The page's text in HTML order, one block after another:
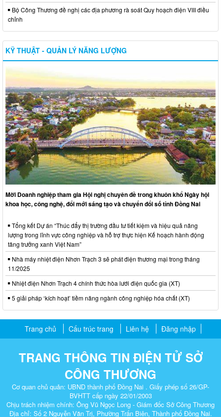
Bộ Công Thương đề nghị các địa phương rà soát Quy hoạch điện VIII điều
chỉnh
KỸ THUẬT - QUẢN LÝ NĂNG LƯỢNG
Mời Doanh nghiệp tham gia Hội nghị chuyên đề trong khuôn khổ Ngày hội
khoa học, công nghệ, đổi mới sáng tạo và chuyển đổi số tỉnh Đồng Nai
Tổng kết Dự án “Thúc đẩy thị trường đầu tư tiết kiệm và hiệu quả năng
lượng trong lĩnh vực công nghiệp và hỗ trợ thực hiện Kế hoạch hành động
tăng trưởng xanh Việt Nam”
Nhà máy nhiệt điện Nhơn Trạch 3 sẽ phát điện thương mại trong tháng
11/2025
Nhiệt điện Nhơn Trạch 4 chính thức hòa lưới điện quốc gia (XT)
5 giải pháp ‘kích hoạt’ tiềm năng ngành công nghiệp hóa chất (XT)
Trang chủ Cấu trúc trang Liên hệ Đăng nhập
TRANG THÔNG TIN ĐIỆN TỬ SỞ
CÔNG THƯƠNG
Cơ quan chủ quản: UBND thành phố Đồng Nai . Giấy phép số 26/GP-
BVHTT cấp ngày 22/01/2003
Chịu trách nhiệm chính: Ông Vũ Ngọc Long - Giám đốc Sở Công Thương
Địa chỉ: Số 2 Nguyễn Văn Trị, Phường Trấn Biên, Thành phố Đồng Nai.